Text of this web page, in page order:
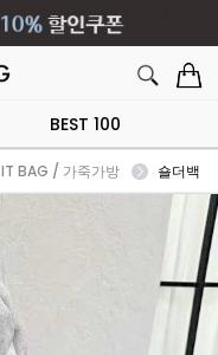
BEST 100
IT BAG / 가죽가방 숄더백